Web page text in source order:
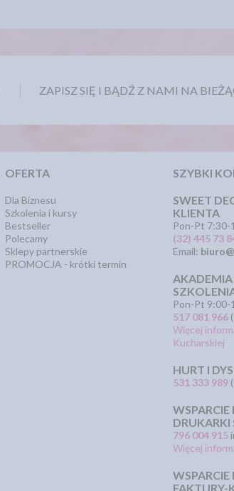
ZAPISZ SIĘ I BĄDŹ Z NAMI NA
OFERTA
Dla Biznesu
Szkolenia i kursy
Bestseller
Polecamy
Sklepy partnerskie
PROMOCJA - krótki termin
SZYBKI
SWEET
KLIENTA
Pon-Pt 7:30-
(32) 445 73
Email:
Pon-Pt 9:00-
517 081 966
Więcej
Kucharskiej
HURT I
531 333 989
WSPARCIE
796 004 915
Więcej
WSPARCIE
FAKTURY-